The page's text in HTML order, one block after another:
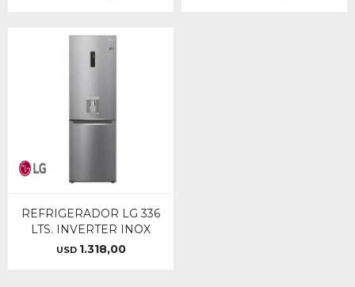
REFRIGERADOR LG 336
LTS. INVERTER INOX
USD 1.318,00